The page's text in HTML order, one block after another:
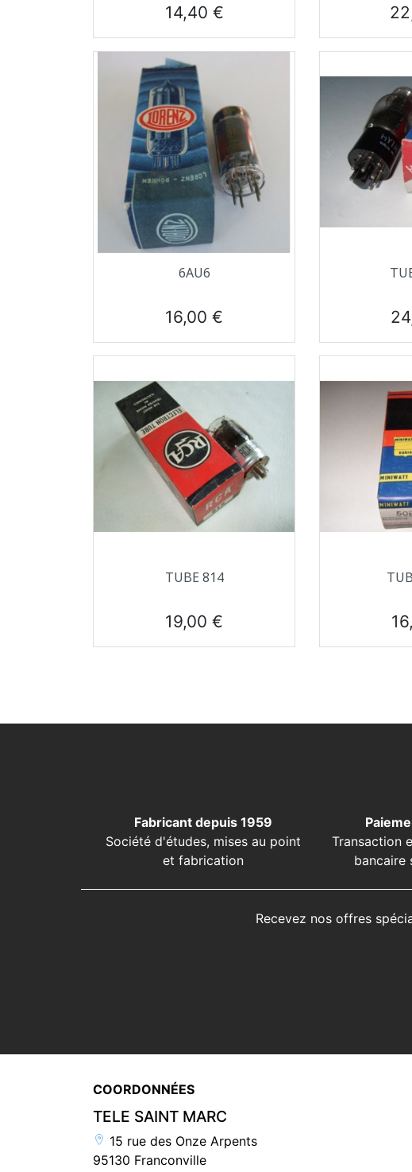
Prix
14,40 € Prix
Aperçu rapide
6AU6
Prix
16,00 € Prix
Aperçu rapide
TUBE 814
Prix
19,00 € Prix
Fabricant depuis 1959
Société d'études, mises au point
et fabrication
Transaction
bancaire
Recevez nos offres
COORDONNÉES
TELE SAINT MARC
15 rue des Onze Arpents
95130 Franconville